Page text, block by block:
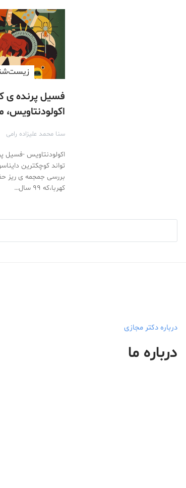
فسیل پرنده ی
اکولودنتاویس،
سنا محمد علیزاده رامی
اکولودنتاویس -فسیل
تواند کوچکترین
بررسی جمجمه ی ریز
کهربا،که ۹۹ سال…
درباره دکتر مجازی
درباره ما